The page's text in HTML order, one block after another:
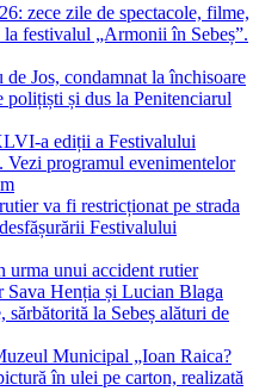
zece zile de spectacole, filme,
festivalul „Armonii în Sebeș”.
Jos, condamnat la închisoare
și dus la Penitenciarul
a ediții a Festivalului
programul evenimentelor
va fi restricționat pe strada
Festivalului
urma unui accident rutier
Sava Henția și Lucian Blaga
la Sebeș alături de
Municipal „Ioan Raica?
în ulei pe carton, realizată